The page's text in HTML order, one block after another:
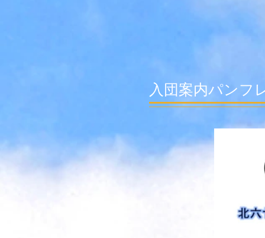
入団案内パンフ